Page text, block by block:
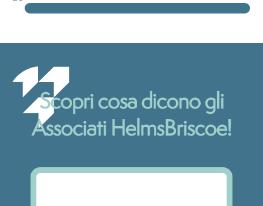
Scopri cosa dicono gli
Associati HelmsBriscoe!